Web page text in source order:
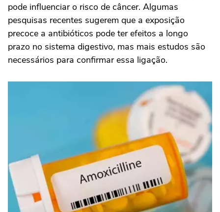
pode influenciar o risco de câncer. Algumas
pesquisas recentes sugerem que a exposição
precoce a antibióticos pode ter efeitos a longo
prazo no sistema digestivo, mas mais estudos são
necessários para confirmar essa ligação.